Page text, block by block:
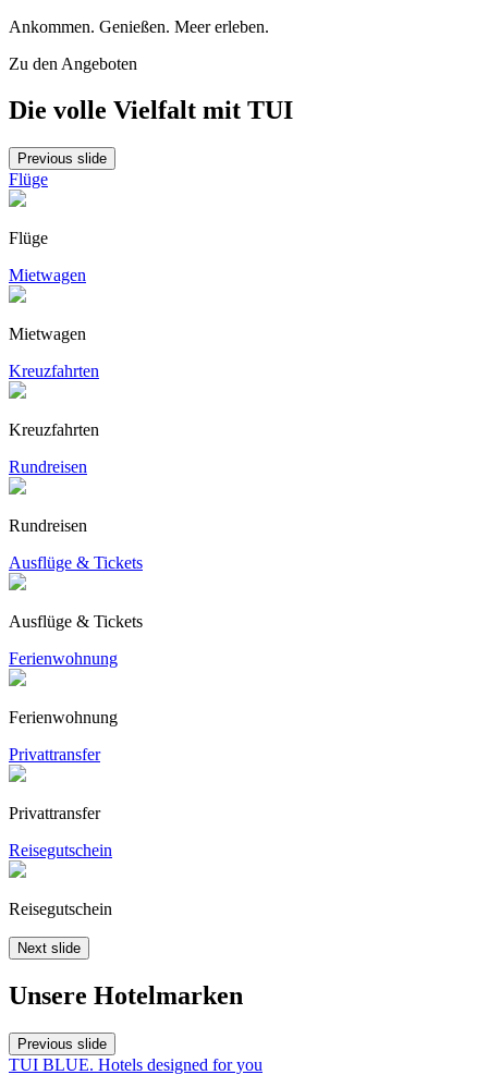
Ankommen. Genießen. Meer erleben.
Zu den Angeboten
Die volle Vielfalt mit TUI
Previous slide
Flüge
Flüge
Mietwagen
Mietwagen
Kreuzfahrten
Kreuzfahrten
Rundreisen
Rundreisen
Ausflüge & Tickets
Ausflüge & Tickets
Ferienwohnung
Ferienwohnung
Privattransfer
Privattransfer
Reisegutschein
Reisegutschein
Next slide
Unsere Hotelmarken
Previous slide
TUI BLUE. Hotels designed for you